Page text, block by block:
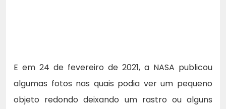
E em 24 de fevereiro de 2021, a NASA publicou
algumas fotos nas quais podia ver um pequeno
objeto redondo deixando um rastro ou alguns